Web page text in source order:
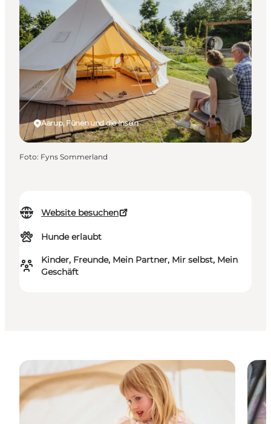
Website besuchen
Hunde erlaubt
Kinder, Freunde, Mein Partner, Mir selbst, Mein
Geschäft
Aarup, Fünen und die Inseln
Foto: Fyns Sommerland